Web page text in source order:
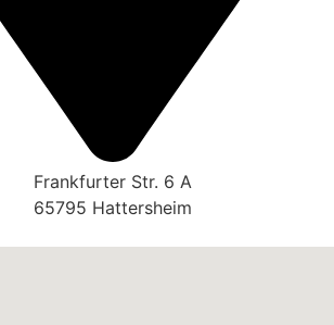
Frankfurter Str. 6 A
65795 Hattersheim